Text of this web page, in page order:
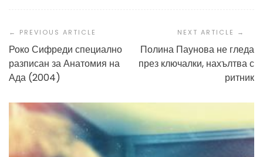
Navigation
Роко Сифреди специално
разписан за Анатомия на
Ада (2004)
Полина Паунова не гледа
през ключалки, нахълтва с
ритник